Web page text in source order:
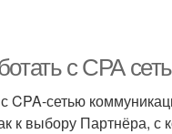
с СРА
CPA-сетью
к выбору Партнёра,